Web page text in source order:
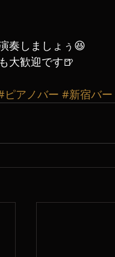
奏しましょぅ😆
大歓迎です🍺
ピアノバー #新宿バー